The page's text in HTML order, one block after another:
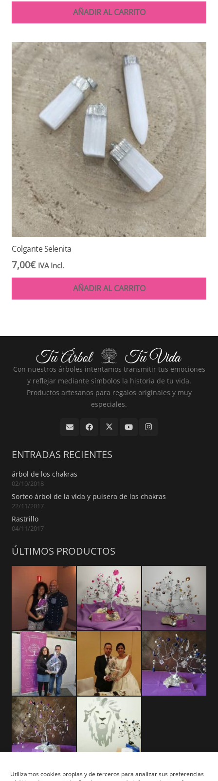
Utilizamos cookies propias y de terceros para analizar sus preferencias
AÑADIR AL CARRITO
Colgante Selenita
7,00€ IVA Incl.
AÑADIR AL CARRITO
Con nuestros árboles intentamos transmitir tus emociones
y reflejar mediante símbolos la historia de tu vida.
Productos artesanos para regalos originales y muy
especiales.
ENTRADAS RECIENTES
árbol de los chakras
02/10/2018
Sorteo árbol de la vida y pulsera de los chakras
22/11/2017
Rastrillo
04/11/2017
ÚLTIMOS PRODUCTOS